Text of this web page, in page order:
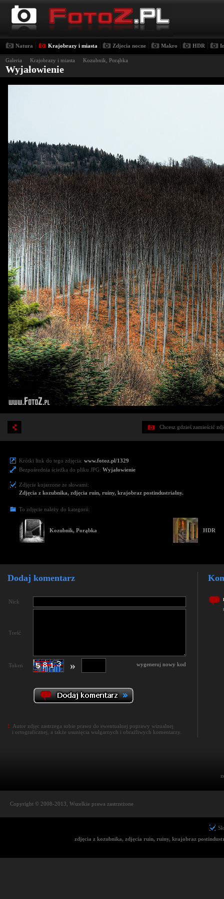
Natura Krajobrazy i miasta Zdjecia nocne Makro HDR
Galeria › Krajobrazy i miasta › Kozubnik, Porąbka
Wyjałowienie
Chcesz gdzieś zamieścić
Krótki link do tego zdjęcia: www.fotoz.pl/1329
Bezpośrednia ścieżka do pliku JPG: Wyjałowienie
Zdjęcie kojarzone ze słowami:
Zdjęcia z kozubnika, zdjęcia ruin, ruiny, krajobraz postindustrialny.
To zdjęcie należy do kategorii:
Kozubnik, Porąbka HDR
Dodaj komentarz
Nick
Treść
Token wygeneruj nowy kod
»
! Autor zdjęc zastrzega sobie prawo do ewentualnej poprawy wizualnej
i ortograficznej, a także usunięcia wulgarnych i obraźliwych komentarzy.
Copyright © 2008-2013, Wszelkie prawa zastrzeżone
zdjęcia z kozubnika, zdjęcia ruin, ruiny, krajobraz